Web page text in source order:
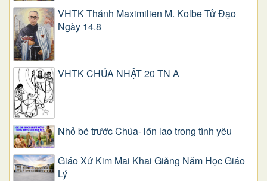
VHTK Thánh Maximilien M. Kolbe Tử Đạo
Ngày 14.8
VHTK CHÚA NHẬT 20 TN A
Nhỏ bé trước Chúa- lớn lao trong tình yêu
Giáo Xứ Kim Mai Khai Giảng Năm Học Giáo
Lý